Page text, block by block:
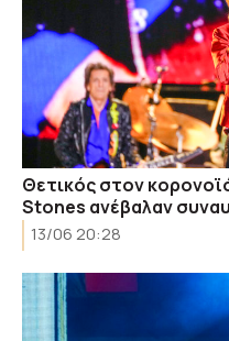
Θετικός στον
Stones ανέβαλαν
13/06 20:28